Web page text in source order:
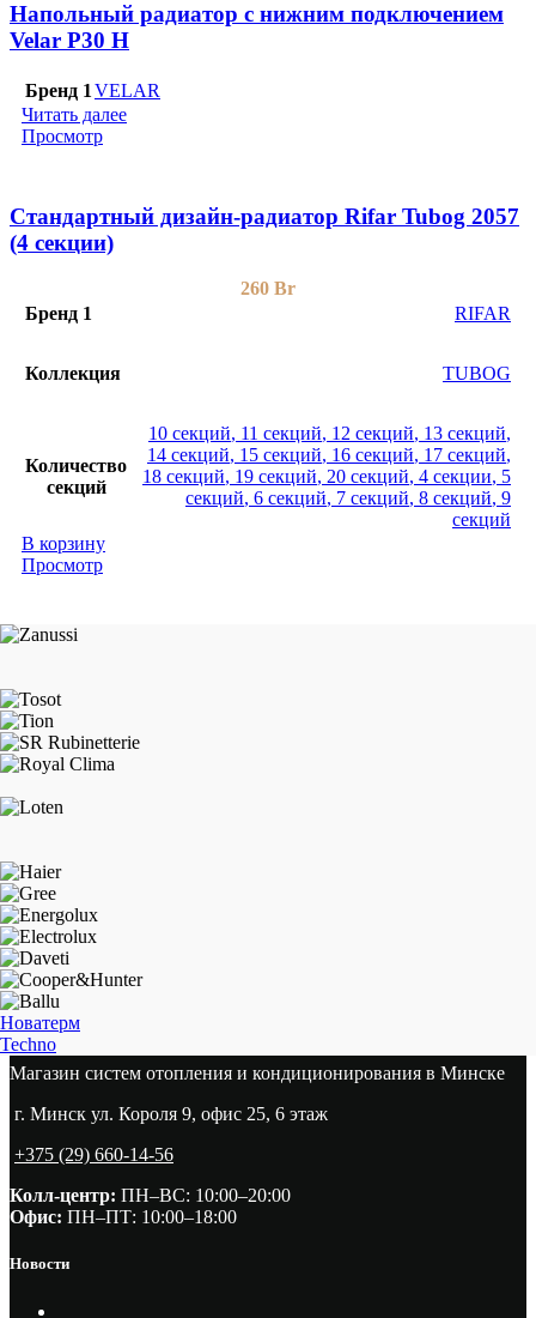
Напольный радиатор с нижним подключением
Velar P30 H
Бренд 1 VELAR
Читать далее
Просмотр
Стандартный дизайн-радиатор Rifar Tubog 2057
(4 секции)
260 Br
Бренд 1
RIFAR
Коллекция TUBOG
Количество
секций
10 секций, 11 секций, 12 секций, 13 секций,
14 секций, 15 секций, 16 секций, 17 секций,
18 секций, 19 секций, 20 секций, 4 секции, 5
секций, 6 секций, 7 секций, 8 секций, 9
секций
В корзину
Просмотр
Новатерм
Techno
Магазин систем отопления и кондиционирования в Минске
г. Минск ул. Короля 9, офис 25, 6 этаж
+375 (29) 660-14-56
Колл-центр: ПН–ВС: 10:00–20:00​
Офис: ПН–ПТ: 10:00–18:00
Новости